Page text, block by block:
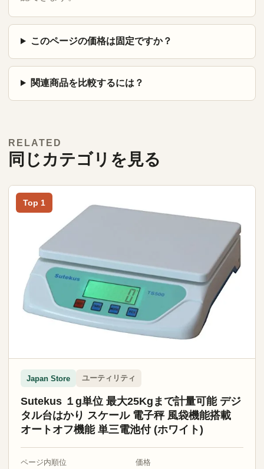
このページの価格は固定ですか？
関連商品を比較するには？
RELATED
同じカテゴリを見る
Top 1
Japan Store ユーティリティ
Sutekus １g単位 最大25Kgまで計量可能 デジ
タル台はかり スケール 電子秤 風袋機能搭載
オートオフ機能 単三電池付 (ホワイト)
ページ内順位 価格